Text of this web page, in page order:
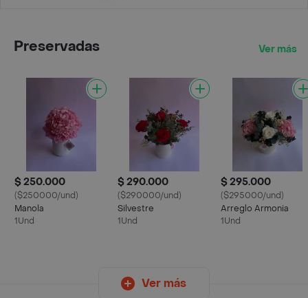
Preservadas Ver más
$ 250.000
($250000/und)
Manola
1Und
$ 290.000
($290000/und)
Silvestre
1Und
$ 295.000
($295000/und)
Arreglo Armonia
1Und
Ver más